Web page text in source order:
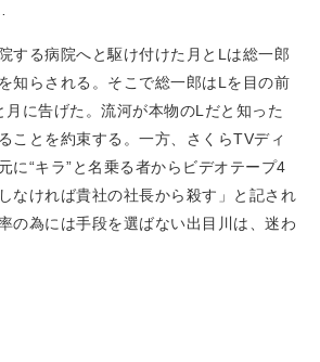
する病院へと駆け付けた月とLは総一郎
知らされる。そこで総一郎はLを目の前
月に告げた。流河が本物のLだと知った
ことを約束する。一方、さくらTVディ
に“キラ”と名乗る者からビデオテープ4
なければ貴社の社長から殺す」と記され
の為には手段を選ばない出目川は、迷わ